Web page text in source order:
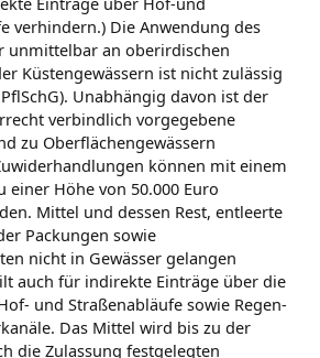
verhindern.) Die Anwendung des
unmittelbar an oberirdischen
Küstengewässern ist nicht zulässig
PflSchG). Unabhängig davon ist der
verbindlich vorgegebene
zu Oberflächengewässern
können mit einem
einer Höhe von 50.000 Euro
Mittel und dessen Rest, entleerte
Packungen sowie
nicht in Gewässer gelangen
auch für indirekte Einträge über die
und Straßenabläufe sowie Regen-
Das Mittel wird bis zu der
die Zulassung festgelegten